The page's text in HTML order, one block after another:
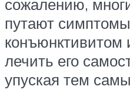
сожалению,
путают
конъюнктивитом
лечить его
упуская тем